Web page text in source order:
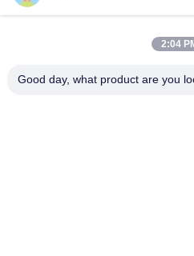
전 세트 Paer Instrution를 가진
2:04
Good day, what product are you